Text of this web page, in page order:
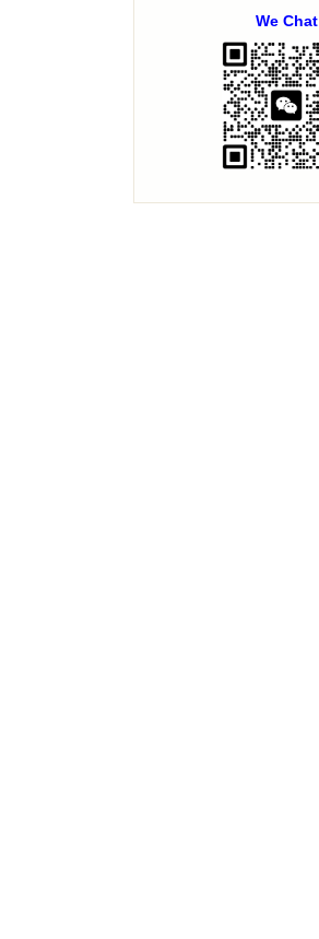
We Chat